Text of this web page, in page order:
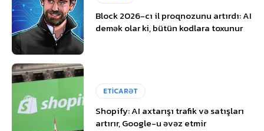
Block 2026-cı il proqnozunu artırdı: AI
demək olar ki, bütün kodlara toxunur
ETİCARƏT
Shopify: AI axtarışı trafik və satışları
artırır, Google-u əvəz etmir